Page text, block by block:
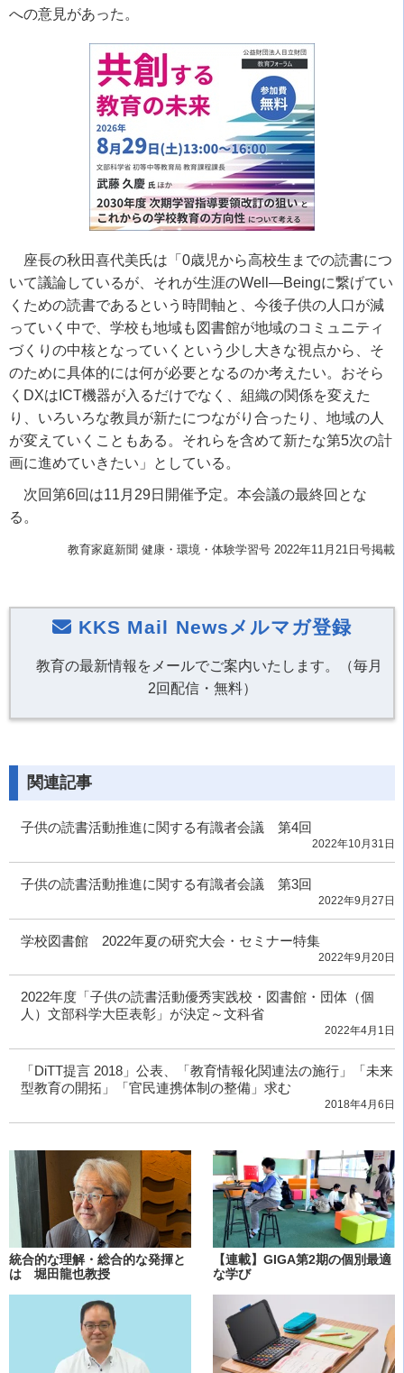
への意見があった。
座長の秋田喜代美氏は「 0歳児から高校生までの読書につ
いて議論しているが、それが生涯のWell ―Beingに繋げてい
くための読書であるという時間軸と、今後子供の人口が減
っていく中で、学校も地域も図書館が地域のコミュニティ
づくりの中核となっていくという少し大きな視点から、そ
のために具体的には何が必要となるのか考えたい。おそら
く DXは ICT機器が入るだけでなく、組織の関係を変えた
り、いろいろな教員が新たにつながり合ったり、地域の人
が変えていくこともある。それらを含めて新たな第5次の計
画に進めていきたい」としている。
次回第6回は11 月 29日開催予定。本会議の最終回とな
る。
教育家庭新聞 健康・環境・体験学習号 2022年11月21日号掲載
KKS Mail Newsメルマガ登録
教育の最新情報をメールでご案内いたします。（毎月
2回配信・無料）
関連記事
子供の読書活動推進に関する有識者会議 第4回
2022年10月31日
子供の読書活動推進に関する有識者会議 第3回
2022年9月27日
学校図書館 2022年夏の研究大会・セミナー特集
2022年9月20日
2022年度「子供の読書活動優秀実践校・図書館・団体（個
人）文部科学大臣表彰」が決定～文科省
2022年4月1日
「DiTT提言 2018」公表、「教育情報化関連法の施行」「未来
型教育の開拓」「官民連携体制の整備」求む
2018年4月6日
統合的な理解・総合的な発揮と
は 堀田龍也教授
【連載】GIGA第2期の個別最適
な学び